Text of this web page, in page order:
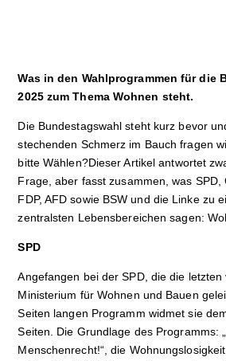
Campuskultur
Was in den Wahlprogrammen für die
2025 zum Thema Wohnen steht.
Die Bundestagswahl steht kurz bevor
stechenden Schmerz im Bauch fragen
bitte Wählen?Dieser Artikel antwortet
Frage, aber fasst zusammen, was SPD,
FDP, AFD sowie BSW und die Linke zu
zentralsten Lebensbereichen sagen:
SPD
Angefangen bei der SPD, die die
Ministerium für Wohnen und Bauen
Seiten langen Programm widmet sie
Seiten. Die Grundlage des Programms:
Menschenrecht!“, die